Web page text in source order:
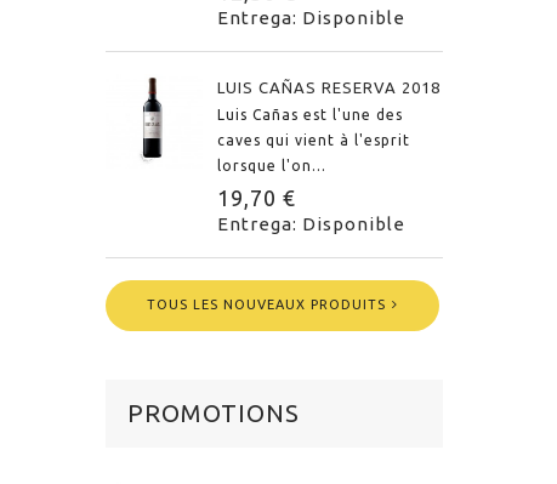
Entrega: Disponible
LUIS CAÑAS RESERVA 2018
Luis Cañas est l'une des
caves qui vient à l'esprit
lorsque l'on...
19,70 €
Entrega: Disponible
TOUS LES NOUVEAUX PRODUITS
PROMOTIONS